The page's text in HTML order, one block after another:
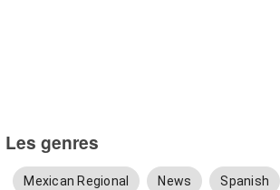
Les genres
Mexican Regional News Spanish